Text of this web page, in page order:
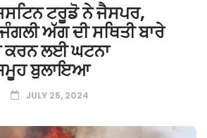
ਟਰੂਡੋ ਨੇ ਜੈਸਪਰ,
ਅੱਗ ਦੀ ਸਥਿਤੀ ਬਾਰੇ
ਕਰਨ ਲਈ ਘਟਨਾ
ਬੁਲਾਇਆ
JULY 25, 2024